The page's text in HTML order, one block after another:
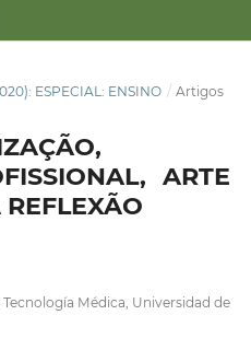
ESPECIAL: ENSINO / Artigos
ARTE
Médica, Universidad de